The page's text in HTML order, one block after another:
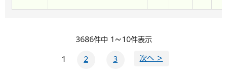
3686件中 1～10件表示
1 2 3 次へ ＞